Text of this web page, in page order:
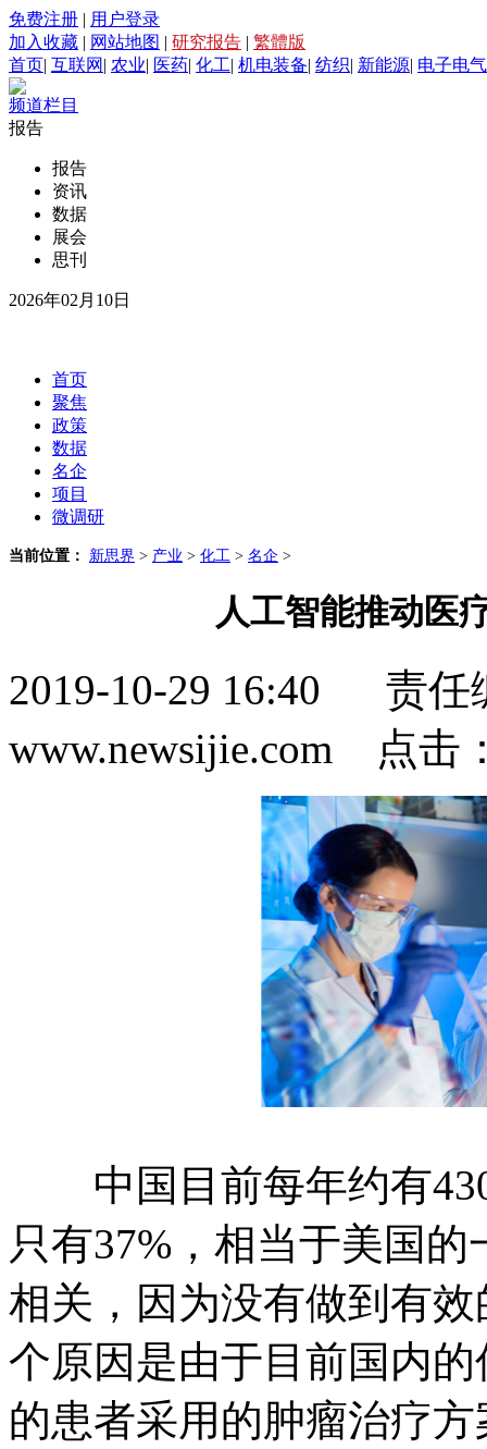
免费注册 | 用户登录
加入收藏 | 网站地图 | 研究报告 | 繁體版
首页| 互联网 | 农业| 医药| 化工| 机电装备| 纺织| 新能源| 电子电气
频道栏目
报告
报告
资讯
数据
展会
思刊
2026年02月10日
首页
聚焦
政策
数据
名企
项目
微调研
当前位置： 新思界 > 产业 > 化工 > 名企 >
人工智能推动医
2019-10-29 16:40 责
www.newsijie.com 点击
中国目前每年约有430
只有37%，相当于美国
相关，因为没有做到有
个原因是由于目前国内
的患者采用的肿瘤治疗